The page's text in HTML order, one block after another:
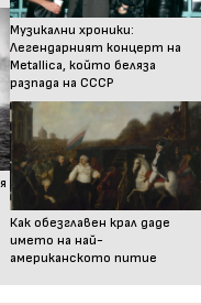
Музикални хроники:
Легендарният концерт на
Metallica, който беляза
разпада на СССР
Как обезглавен крал даде
името на най-
американското питие